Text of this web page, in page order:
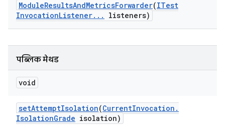
ModuleResultsAndMetricsForwarder(ITest
InvocationListener. . . listeners)
पब्लिक मेथड
void
setAttemptIsolation(CurrentInvocation .
IsolationGrade isolation)